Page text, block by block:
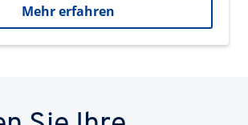
Mehr erfahren